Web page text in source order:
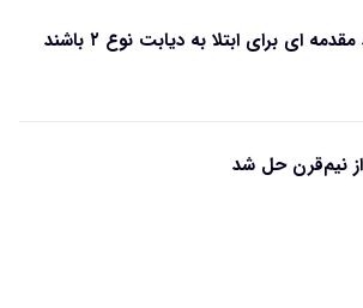
ای برای ابتلا به دیابت نوع ۲ باشند
از نیم‌قرن حل شد